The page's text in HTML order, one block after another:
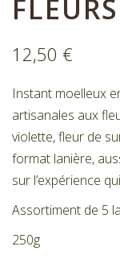
FLEURS
12,50 €
Instant moelleux
artisanales aux
violette, fleur de
format lanière,
sur l’expérience
Assortiment de 5
250g